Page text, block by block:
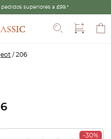
pedidos superiores a £99.*
/ 206
-30%